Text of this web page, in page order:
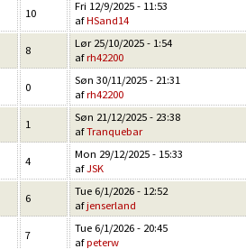
10
Fri 12/9/2025 - 11:53
afHSand14
8
Lør 25/10/2025 - 1:54
afrh42200
0
Søn 30/11/2025 - 21:31
afrh42200
1
Søn 21/12/2025 - 23:38
afTranquebar
4
Mon 29/12/2025 - 15:33
afJSK
6
Tue 6/1/2026 - 12:52
afjenserland
7
Tue 6/1/2026 - 20:45
afpeterw